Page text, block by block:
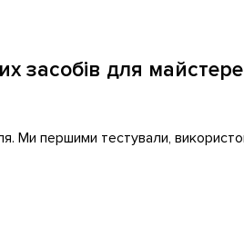
засобів для
Ми першими тестували,